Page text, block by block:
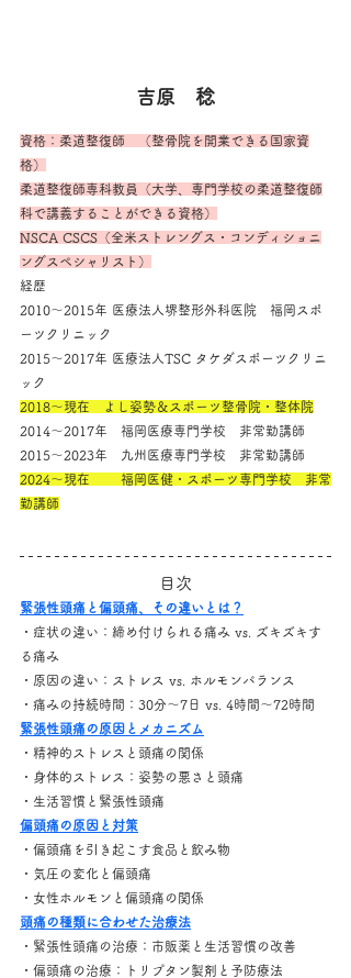
吉原　稔
資格：柔道整復師　（整骨院を開業できる国家資
格）
柔道整復師専科教員（大学、専門学校の柔道整復師
科で講義することができる資格）
NSCA CSCS（全米ストレングス・コンディショニ
ングスペシャリスト）
経歴
2010～2015年 医療法人堺整形外科医院　福岡スポ
ーツクリニック
2015～2017年 医療法人TSC タケダスポーツクリニ
ック
2018～現在　よし姿勢＆スポーツ整骨院・整体院
2014～2017年　福岡医療専門学校　非常勤講師
2015～2023年　九州医療専門学校　非常勤講師
2024～現在　　 福岡医健・スポーツ専門学校　非常
勤講師
目次
緊張性頭痛と偏頭痛、その違いとは？
・症状の違い：締め付けられる痛み vs. ズキズキす
る痛み
・原因の違い：ストレス vs. ホルモンバランス
・痛みの持続時間：30分～7日 vs. 4時間～72時間
緊張性頭痛の原因とメカニズム
・精神的ストレスと頭痛の関係
・身体的ストレス：姿勢の悪さと頭痛
・生活習慣と緊張性頭痛
偏頭痛の原因と対策
・偏頭痛を引き起こす食品と飲み物
・気圧の変化と偏頭痛
・女性ホルモンと偏頭痛の関係
頭痛の種類に合わせた治療法
・緊張性頭痛の治療：市販薬と生活習慣の改善
・偏頭痛の治療：トリプタン製剤と予防療法